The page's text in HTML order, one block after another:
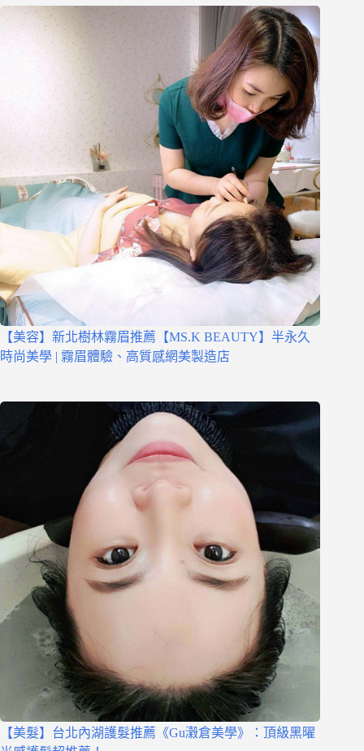
【美容】新北樹林霧眉推薦【MS.K BEAUTY】半永久
時尚美學 | 霧眉體驗、高質感網美製造店
【美髮】台北內湖護髮推薦《Gu瀔倉美學》：頂級黑曜